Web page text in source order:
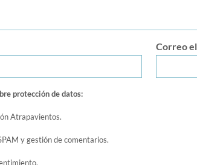
Correo
protección de datos:
Atrapavientos.
y gestión de comentarios.